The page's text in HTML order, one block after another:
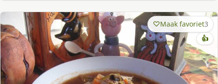
Maak favoriet3
👍